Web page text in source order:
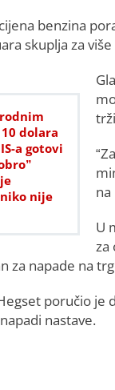
benzina
skuplja za
dolara
a gotovi
niko nije
na
U
za
za napade na
poručio je
nastave.